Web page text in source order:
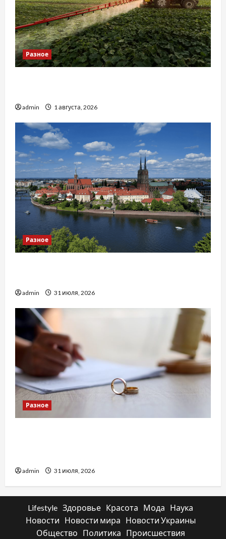
Разное
admin 1 августа, 2026
Разное
admin 31 июля, 2026
Разное
admin 31 июля, 2026
Lifestyle Здоровье Красота Мода
Наука
Новости
Новости мира
Новости Украины
Общество
Политика
Происшествия